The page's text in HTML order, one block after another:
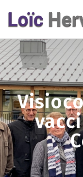
l'utilisation de
services